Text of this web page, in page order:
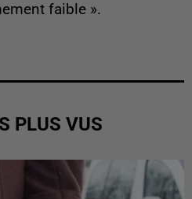
faible ».
PLUS VUS